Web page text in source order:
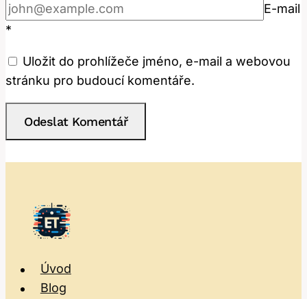
E-mail
*
Uložit do prohlížeče jméno, e-mail a webovou
stránku pro budoucí komentáře.
Úvod
Blog